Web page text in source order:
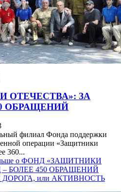
ОТЕЧЕСТВА»: ЗА
ОБРАЩЕНИЙ
филиал Фонда поддержки
операции «Защитники
360...
о ФОНД «ЗАЩИТНИКИ
БОЛЕЕ 450 ОБРАЩЕНИЙ
или АКТИВНОСТЬ